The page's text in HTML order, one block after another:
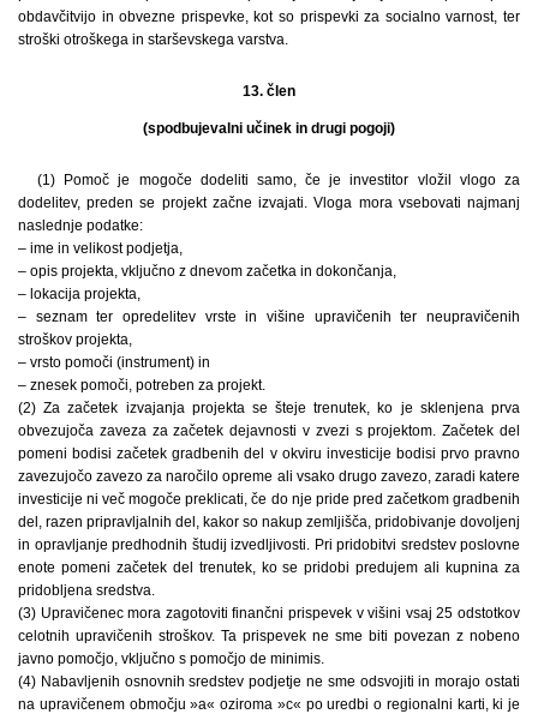
obdavčitvijo in obvezne prispevke, kot so prispevki za socialno varnost, ter
stroški otroškega in starševskega varstva.
13. člen
(spodbujevalni učinek in drugi pogoji)
(1) Pomoč je mogoče dodeliti samo, če je investitor vložil vlogo za
dodelitev, preden se projekt začne izvajati. Vloga mora vsebovati najmanj
naslednje podatke:
– ime in velikost podjetja,
– opis projekta, vključno z dnevom začetka in dokončanja,
– lokacija projekta,
– seznam ter opredelitev vrste in višine upravičenih ter neupravičenih
stroškov projekta,
– vrsto pomoči (instrument) in
– znesek pomoči, potreben za projekt.
(2) Za začetek izvajanja projekta se šteje trenutek, ko je sklenjena prva
obvezujoča zaveza za začetek dejavnosti v zvezi s projektom. Začetek del
pomeni bodisi začetek gradbenih del v okviru investicije bodisi prvo pravno
zavezujočo zavezo za naročilo opreme ali vsako drugo zavezo, zaradi katere
investicije ni več mogoče preklicati, če do nje pride pred začetkom gradbenih
del, razen pripravljalnih del, kakor so nakup zemljišča, pridobivanje dovoljenj
in opravljanje predhodnih študij izvedljivosti. Pri pridobitvi sredstev poslovne
enote pomeni začetek del trenutek, ko se pridobi predujem ali kupnina za
pridobljena sredstva.
(3) Upravičenec mora zagotoviti finančni prispevek v višini vsaj 25 odstotkov
celotnih upravičenih stroškov. Ta prispevek ne sme biti povezan z nobeno
javno pomočjo, vključno s pomočjo de minimis.
(4) Nabavljenih osnovnih sredstev podjetje ne sme odsvojiti in morajo ostati
na upravičenem območju »a« oziroma »c« po uredbi o regionalni karti, ki je